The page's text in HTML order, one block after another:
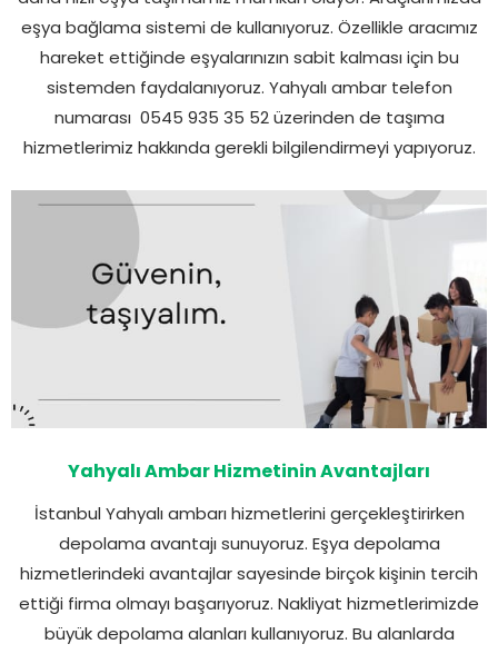
eşya bağlama sistemi de kullanıyoruz. Özellikle aracımız
hareket ettiğinde eşyalarınızın sabit kalması için bu
sistemden faydalanıyoruz. Yahyalı ambar telefon
numarası 0545 935 35 52 üzerinden de taşıma
hizmetlerimiz hakkında gerekli bilgilendirmeyi yapıyoruz.
Yahyalı Ambar Hizmetinin Avantajları
İstanbul Yahyalı ambarı hizmetlerini gerçekleştirirken
depolama avantajı sunuyoruz. Eşya depolama
hizmetlerindeki avantajlar sayesinde birçok kişinin tercih
ettiği firma olmayı başarıyoruz. Nakliyat hizmetlerimizde
büyük depolama alanları kullanıyoruz. Bu alanlarda